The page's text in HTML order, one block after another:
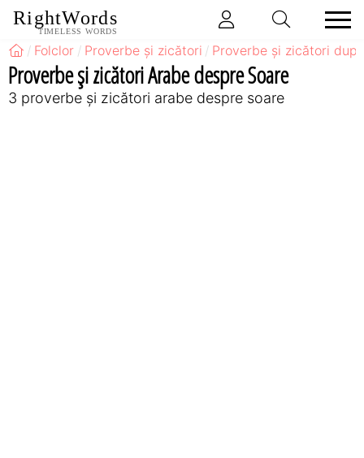
RightWords
TIMELESS WORDS
Folclor Proverbe și zicători Proverbe și zicători
Proverbe și zicători Arabe despre Soare
3 proverbe și zicători arabe despre soare